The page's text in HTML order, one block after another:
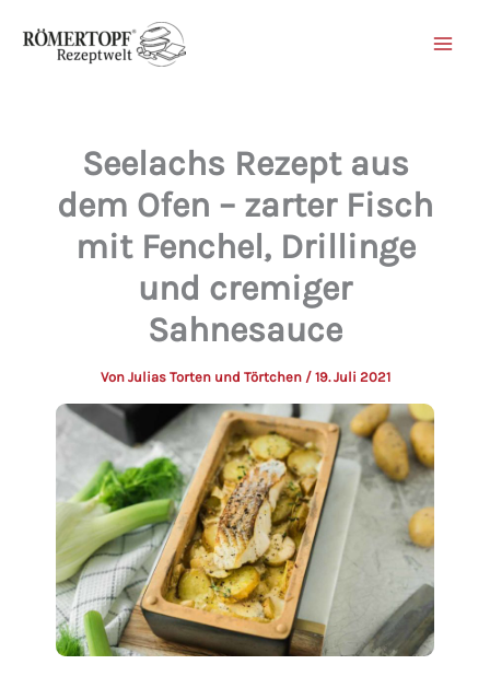
Inhalt
Seelachs Rezept aus
dem Ofen – zarter Fisch
mit Fenchel, Drillinge
und cremiger
Sahnesauce
Von Julias Torten und Törtchen / 19. Juli 2021